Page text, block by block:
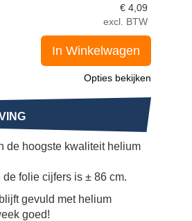
€ 4,09
excl. BTW
In Winkelwagen
Opties bekijken
de hoogste kwaliteit helium
folie cijfers is ± 86 cm.
gevuld met helium
goed!